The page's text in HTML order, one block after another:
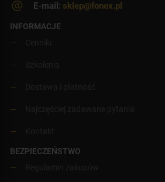
E-mail: sklep@fonex.pl
INFORMACJE
BEZPIECZEŃSTWO